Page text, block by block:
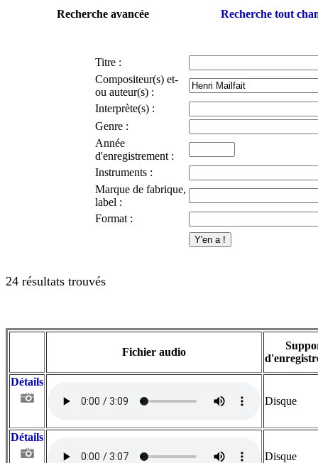
Recherche avancée Recherche tout
Titre :
Compositeur(s) et-
ou auteur(s) :
Interprète(s) :
Genre :
Année
d'enregistrement :
Instruments :
Marque de fabrique,
label :
Format :
24 résultats trouvés
Fichier audio
Détails
Disque
Détails
Disque